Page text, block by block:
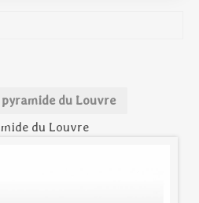
pyramide du Louvre
du Louvre